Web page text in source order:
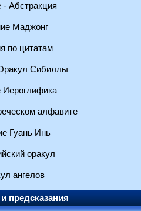
- Абстракция
Маджонг
по цитатам
Сибиллы
Иероглифика
алфавите
Гуань Инь
оракул
ангелов
предсказания